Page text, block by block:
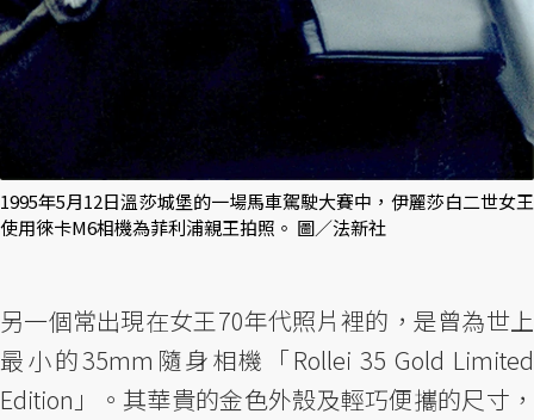
1995年5月12日溫莎城堡的一場馬車駕駛大賽中，伊麗莎白二世女王
使用徠卡M6相機為菲利浦親王拍照。 圖／法新社
另一個常出現在女王70年代照片裡的，是曾為世上
最小的35mm隨身相機「Rollei 35 Gold Limited
Edition」。其華貴的金色外殼及輕巧便攜的尺寸，